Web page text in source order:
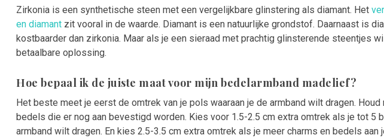
Zirkonia is een synthetische steen met een vergelijkbare glinstering als diamant. Het
en diamant zit vooral in de waarde. Diamant is een natuurlijke grondstof. Daarnaast is
kostbaarder dan zirkonia. Maar als je een sieraad met prachtig glinsterende steentjes
betaalbare oplossing.
Hoe bepaal ik de juiste maat voor mijn bedelarmband madelief?
Het beste meet je eerst de omtrek van je pols waaraan je de armband wilt dragen. Houd
bedels die er nog aan bevestigd worden. Kies voor 1.5-2.5 cm extra omtrek als je tot 5
armband wilt dragen. En kies 2.5-3.5 cm extra omtrek als je meer charms en bedels aan